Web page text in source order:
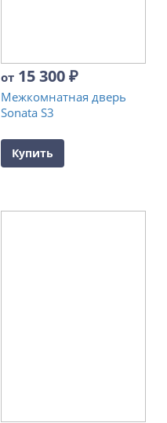
от 15 300₽
Межкомнатная дверь
Sonata S3
Купить